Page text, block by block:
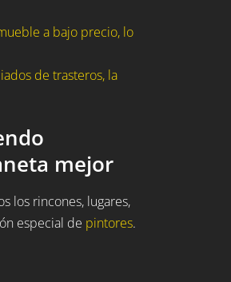
a bajo precio, lo
de trasteros, la
mejor
los rincones, lugares,
especial de pintores.